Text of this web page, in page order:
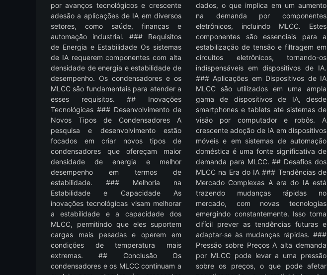
por avanços tecnológicos e crescente
adesão a aplicações de IA em diversos
setores, como saúde, finanças e
automação industrial. ### Requisitos
de Energia e Estabilidade Os sistemas
de IA requerem componentes com alta
densidade de energia e estabilidade de
desempenho. Os condensadores e os
MLCC são fundamentais para atender a
esses requisitos. ## Inovações
Tecnológicas ### Desenvolvimento de
Novos Tipos de Condensadores A
pesquisa e desenvolvimento estão
focados em criar novos tipos de
condensadores que ofereçam maior
densidade de energia e melhor
desempenho em termos de
estabilidade. ### Melhoria na
Estabilidade e Capacidade As
inovações tecnológicas visam melhorar
a estabilidade e a capacidade dos
MLCC, permitindo que eles suportem
cargas mais pesadas e operem em
condições de temperatura mais
extremas. ## Conclusão Os
condensadores e os MLCC continuam a
dados, o que implica em um aumento
na demanda por componentes
eletrônicos, incluindo MLCC. Estes
componentes são essenciais para a
estabilização de tensão e filtragem em
circuitos eletrônicos, tornando-os
indispensáveis em dispositivos de IA.
### Aplicações em Dispositivos de IA
MLCC são utilizados em uma ampla
gama de dispositivos de IA, desde
smartphones e tablets até sistemas de
visão por computador e robôs. A
crescente adoção de IA em dispositivos
móveis e em sistemas de automação
doméstica é uma fonte significativa de
demanda para MLCC. ## Desafios dos
MLCC na Era do IA ### Tendências de
Mercado Complexas A era do IA está
trazendo mudanças rápidas no
mercado, com novas tecnologias
emergindo constantemente. Isso torna
difícil prever as tendências futuras e
adaptar-se às mudanças rápidas. ###
Pressão sobre Preços A alta demanda
por MLCC pode levar a uma pressão
sobre os preços, o que pode afetar